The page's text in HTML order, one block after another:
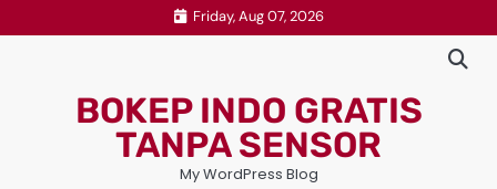
to
Friday, Aug 07, 2026
BOKEP INDO GRATIS
TANPA SENSOR
My WordPress Blog